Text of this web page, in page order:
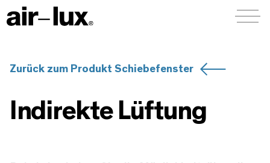
Menü
Zurück zum Produkt Schiebefenster
Indirekte Lüftung